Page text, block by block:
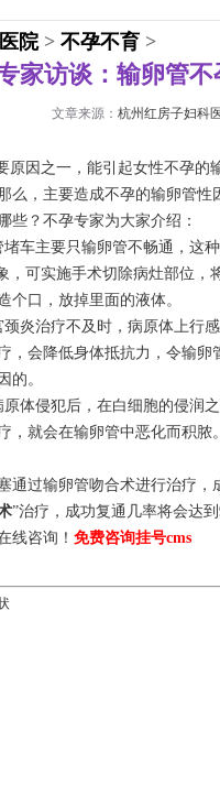
院> 不孕不育 >
家访谈：输卵管不
文章来源： 杭州红房子妇科
原因之一，能引起女性不孕的
么，主要造成不孕的输卵管性
些？不孕专家为大家介绍：
车主要只输卵管不畅通，这
，可实施手术切除病灶部位
个口，放掉里面的液体。
炎治疗不及时，病原体上行
，会降低身体抵抗力，令输
的。
体侵犯后，在白细胞的侵润
，就会在输卵管中恶化而积
通过输卵管吻合术进行治疗
”治疗，成功复通几率将会达
线咨询！ 免费咨询挂号cms